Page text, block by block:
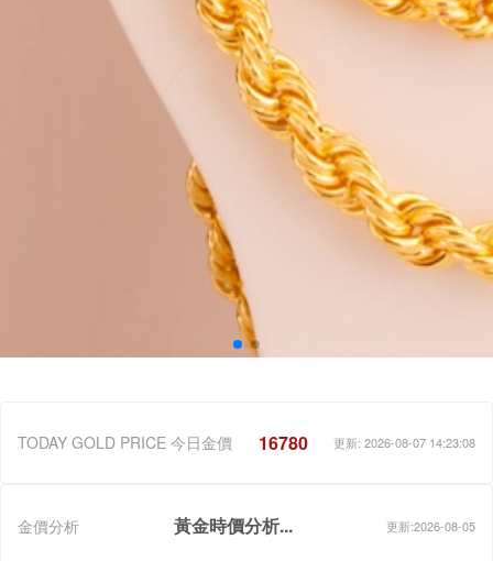
TODAY GOLD PRICE 今日金價 16780 更新: 2026-08-07 14:23:08
金價分析 黃金時價分析... 更新:2026-08-05